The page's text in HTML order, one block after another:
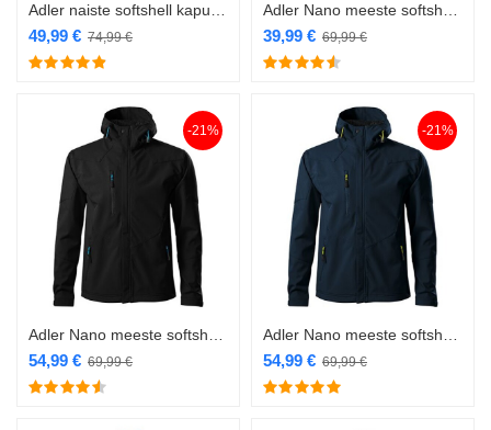
74,99€
49,99 € 69,99€
39,99 €
-21%
69,99€
54,99 €
-21%
69,99€
54,99 €